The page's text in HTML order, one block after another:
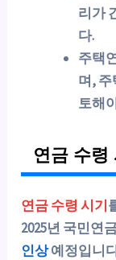
리가
다.
주택
며, 주
토해
연금 수령
연금 수령 시기
2025년 국민연
인상예정입니